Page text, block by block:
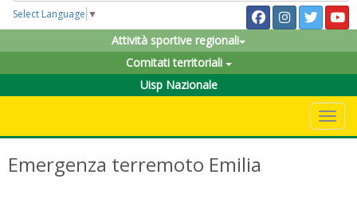
Select Language ▼
Attività sportive regionali
Comitati territoriali
Uisp Nazionale
Emergenza terremoto Emilia